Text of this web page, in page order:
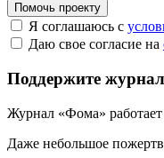
Помочь проекту
Я соглашаюсь с
Даю свое согласие на
Поддержите
Журнал «Фома» работает
Даже небольшое